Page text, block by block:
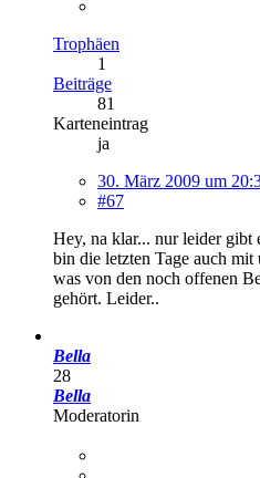
Trophäen
1
Beiträge
81
Karteneintrag
ja
30. März 2009 um
#67
Hey, na klar... nur leider gibt
bin die letzten Tage auch
was von den noch offenen
gehört. Leider..
Bella
28
Bella
Moderatorin